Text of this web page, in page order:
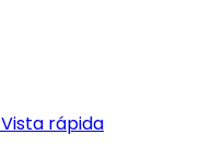
Vista rápida